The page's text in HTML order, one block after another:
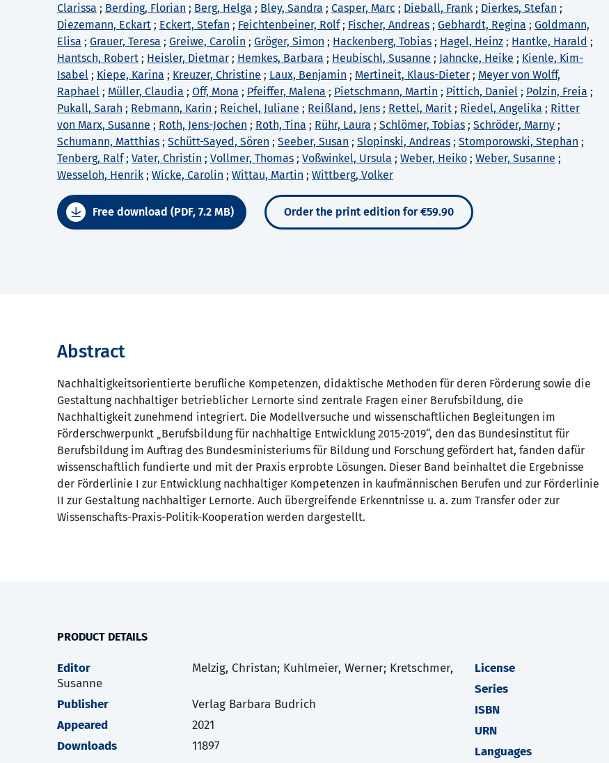
Clarissa ; Berding, Florian ; Berg, Helga ; Bley, Sandra ; Casper, Marc ; Dieball, Frank ; Dierkes, Stefan ;
Diezemann, Eckart ; Eckert, Stefan ; Feichtenbeiner, Rolf; Fischer, Andreas ; Gebhardt, Regina ; Goldmann,
Elisa ; Grauer, Teresa ; Greiwe, Carolin ; Gröger, Simon ; Hackenberg, Tobias ; Hagel, Heinz ; Hantke, Harald ;
Hantsch, Robert ; Heisler, Dietmar ; Hemkes, Barbara ; Heubischl, Susanne ; Jahncke, Heike ; Kienle, Kim-
Isabel ; Kiepe, Karina ; Kreuzer, Christine ; Laux, Benjamin ; Mertineit, Klaus-Dieter ; Meyer von Wolff,
Raphael ; Müller, Claudia ; Off, Mona ; Pfeiffer, Malena ; Pietschmann, Martin ; Pittich, Daniel ; Polzin, Freia ;
Pukall, Sarah ; Rebmann, Karin ; Reichel, Juliane ; Reißland, Jens ; Rettel, Marit ; Riedel, Angelika ; Ritter
von Marx, Susanne ; Roth, Jens-Jochen ; Roth, Tina ; Rühr, Laura ; Schlömer, Tobias ; Schröder, Marny ;
Schumann, Matthias ; Schütt-Sayed, Sören ; Seeber, Susan ; Slopinski, Andreas ; Stomporowski, Stephan ;
Tenberg, Ralf; Vater, Christin ; Vollmer, Thomas ; Voßwinkel, Ursula ; Weber, Heiko ; Weber, Susanne ;
Wesseloh, Henrik ; Wicke, Carolin ; Wittau, Martin ; Wittberg, Volker
Free download (PDF, 7.2 MB) Order the print edition for €59.90
Abstract
Nachhaltigkeitsorientierte berufliche Kompetenzen, didaktische Methoden für deren Förderung sowie die
Gestaltung nachhaltiger betrieblicher Lernorte sind zentrale Fragen einer Berufsbildung, die
Nachhaltigkeit zunehmend integriert. Die Modellversuche und wissenschaftlichen Begleitungen im
Förderschwerpunkt „Berufsbildung für nachhaltige Entwicklung 2015-2019“, den das Bundesinstitut für
Berufsbildung im Auftrag des Bundesministeriums für Bildung und Forschung gefördert hat, fanden dafür
wissenschaftlich fundierte und mit der Praxis erprobte Lösungen. Dieser Band beinhaltet die Ergebnisse
der Förderlinie I zur Entwicklung nachhaltiger Kompetenzen in kaufmännischen Berufen und zur Förderlinie
II zur Gestaltung nachhaltiger Lernorte. Auch übergreifende Erkenntnisse u. a. zum Transfer oder zur
Wissenschafts-Praxis-Politik-Kooperation werden dargestellt.
PRODUCT DETAILS
Editor
Melzig, Christan; Kuhlmeier, Werner; Kretschmer,
Susanne
Publisher
Verlag Barbara Budrich
Appeared
2021
Downloads
11897
License
Series
ISBN
URN
Languages